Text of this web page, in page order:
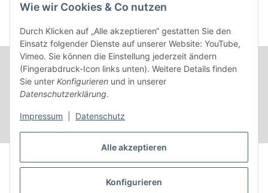
Alle akzeptieren
Konfigurieren
Wie wir Cookies & Co nutzen
Durch Klicken auf „Alle akzeptieren“ gestatten Sie den
Einsatz folgender Dienste auf unserer Website: YouTube,
Vimeo. Sie können die Einstellung jederzeit ändern
(Fingerabdruck-Icon links unten). Weitere Details finden
Sie unter Konfigurieren und in unserer
Datenschutzerklärung.
Impressum Datenschutz
Kontakt
Vertrag widerrufen